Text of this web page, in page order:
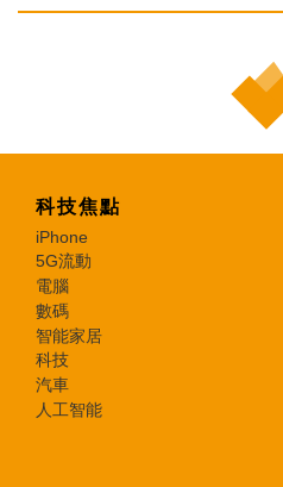
科技焦點
iPhone
5G流動
電腦
數碼
智能家居
科技
汽車
人工智能